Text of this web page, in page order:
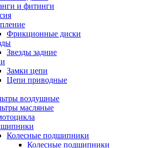
и фитинги
Фрикционные диски
Звезды задние
Замки цепи
Цепи приводные
воздушные
масляные
Колесные подшипники
Колесные подшипники